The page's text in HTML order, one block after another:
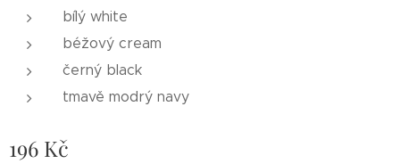
bílý white
béžový cream
černý black
tmavě modrý navy
196 Kč